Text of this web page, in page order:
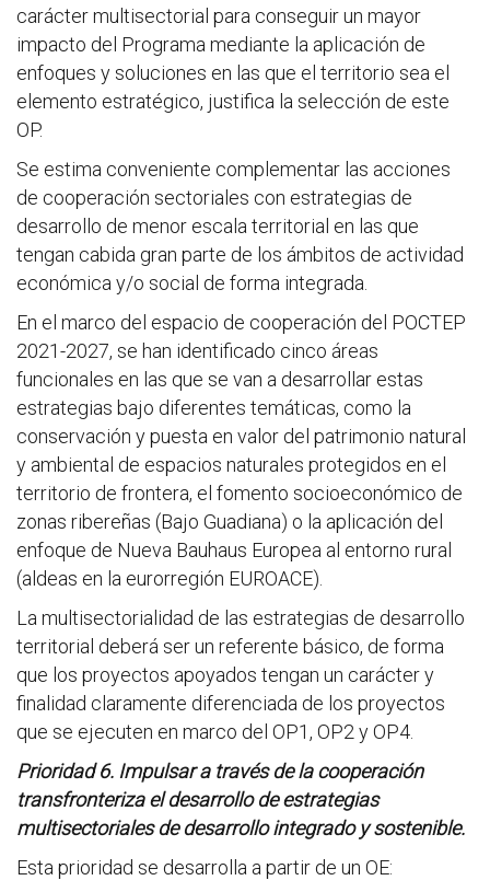
carácter multisectorial para conseguir un mayor
impacto del Programa mediante la aplicación de
enfoques y soluciones en las que el territorio sea el
elemento estratégico, justifica la selección de este
OP.
Se estima conveniente complementar las acciones
de cooperación sectoriales con estrategias de
desarrollo de menor escala territorial en las que
tengan cabida gran parte de los ámbitos de actividad
económica y/o social de forma integrada.
En el marco del espacio de cooperación del POCTEP
2021-2027, se han identificado cinco áreas
funcionales en las que se van a desarrollar estas
estrategias bajo diferentes temáticas, como la
conservación y puesta en valor del patrimonio natural
y ambiental de espacios naturales protegidos en el
territorio de frontera, el fomento socioeconómico de
zonas ribereñas (Bajo Guadiana) o la aplicación del
enfoque de Nueva Bauhaus Europea al entorno rural
(aldeas en la eurorregión EUROACE).
La multisectorialidad de las estrategias de desarrollo
territorial deberá ser un referente básico, de forma
que los proyectos apoyados tengan un carácter y
finalidad claramente diferenciada de los proyectos
que se ejecuten en marco del OP1, OP2 y OP4.
Prioridad 6. Impulsar a través de la cooperación
transfronteriza el desarrollo de estrategias
multisectoriales de desarrollo integrado y sostenible.
Esta prioridad se desarrolla a partir de un OE: